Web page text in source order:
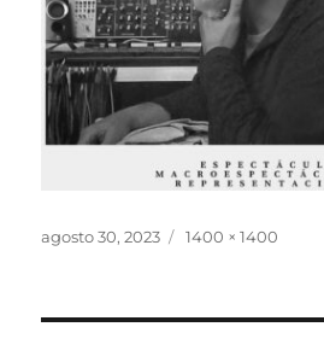
Publicado
agosto 30, 2023
Tamaño
1400 × 1400